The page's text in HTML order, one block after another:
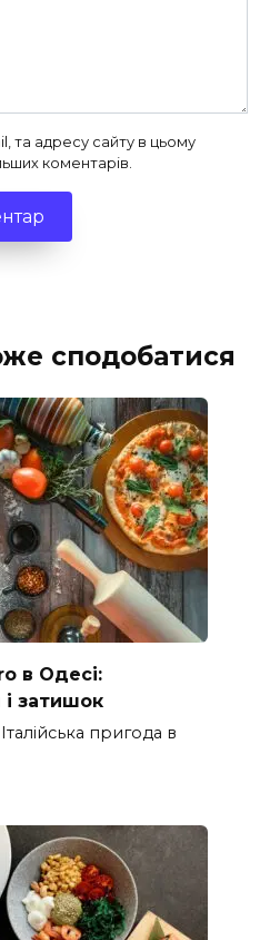
та адресу сайту в цьому
коментарів.
сподобатися
в Одесі:
і затишок
пригода в